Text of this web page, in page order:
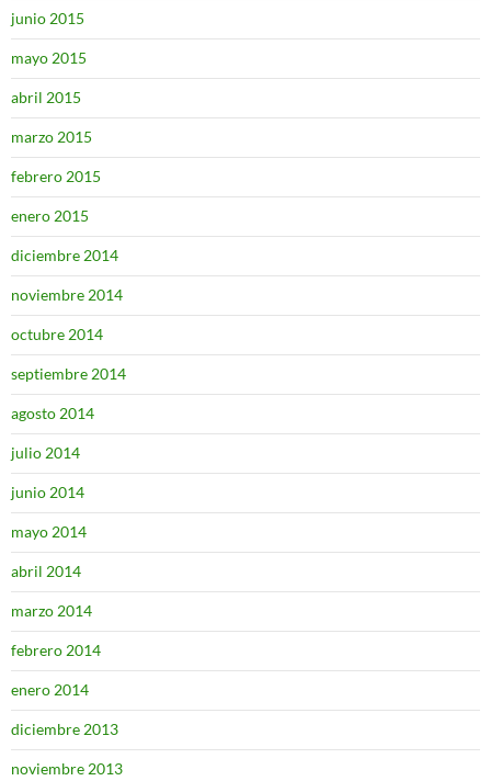
junio 2015
mayo 2015
abril 2015
marzo 2015
febrero 2015
enero 2015
diciembre 2014
noviembre 2014
octubre 2014
septiembre 2014
agosto 2014
julio 2014
junio 2014
mayo 2014
abril 2014
marzo 2014
febrero 2014
enero 2014
diciembre 2013
noviembre 2013